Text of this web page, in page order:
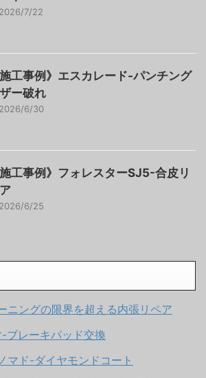
2026/7/22
施工事例》エスカレード-パンチング
ー破れ
2026/6/30
施工事例》フォレスターSJ5-合皮リ
2026/6/25
ニングの限界を超える内張リペア
ブレーキパッド交換
マド-ダイヤモンドコート